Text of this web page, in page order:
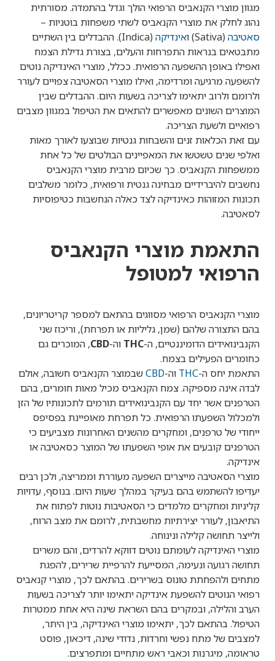
מגוון מוצרי הקנאביס הרפואי הולך וגדל בהתמדה. מסורתית
נהוג לחלק את מוצרי הקנאביס לשתי משפחות בוטניות –
סאטיבה (Sativa) ו אינדיקה
(Indica). ההבדלים בין השתיים
מתבטאים בנראות התפרחות והעלים, בצורת גדילת הצמח
ואפילו באופן ההשפעה הרפואית. ככלל, מוצרי האינדיקה נוטים
להשפעה מרגיעה ומרדימה, ואילו מוצרי הסאטיבה צפויים לעורר
ולרומם ולרוב יתאימו לצריכה בשעות היום. ההבדלים שבין
המוצרים השונים מאפשרים להתאים את הטיפול במגוון מצבים
רפואיים ולשעת הצריכה.
עם זאת הכלאות זנים והשבחות גנטיות שבוצעו לאורך מאות
ואלפי שנים טשטשו את המאפיינים הבולטים של כל אחת
ממשפחות הקנאביס. כך שכיום מרבית מוצרי הקנאביס
נחשבים להיברידיים מבחינה גנטית ורפואית, כלומר משלבים
תכונות המזוהות כאינדיקה לצד כאלה הנחשבות כטיפוסיות
לסאטיבה.
התאמת מוצרי הקנאביס
הרפואי למטופל
מוצרי הקנאביס הרפואי מסווגים בהתאם למספר קריטריונים,
בהם התצורה שלהם (שמן, גליליות או תפרחת), וריכוז שני
הקנבינואידים הדומיננטיים, ה-THC וה-CBD, המוכרים גם
כחומרים הפעילים בצמח.
התאמת יחס ה-THC וה-CBDשבמוצר הקנאביס חשובה, אולם
לבדה אינה מספיקה. צמח הקנאביס מכיל מאות חומרים, בהם
הטרפנים אשר יחד עם הקנבינואידים תורמים לתכונותיו של הזן
ולמכלול השפעתו הרפואית. כל תפרחת מאופיינת בפסיפס
ייחודי של טרפנים, ומחקרים מהשנים האחרונות מצביעים כי
הטרפנים קובעים את אופי השפעתו של המוצר כסאטיבה או
אינדיקה.
מוצרי הסאטיבה מייצרים השפעה מעוררת וממריצה, ולכן רבים
יעדיפו להשתמש בהם בעיקר במהלך שעות היום. בנוסף, עדויות
קליניות ומחקרים מלמדים כי הסאטיבות נוטות לפתוח את
התיאבון, לעורר יצירתיות מחשבתית, לרומם את מצב הרוח,
ולייצר תחושה קלילה ונינוחה.
מוצרי האינדיקה לעומתם נוטים דווקא להרדים, והם משרים
תחושה רגועה ונעימה, המסייעת להרפיית שרירים, להפגת
מתחים ולהפחתת טונוס בשרירים. בהתאם לכך, מוצרי קנאביס
רפואי הנוטים להשפעת אינדיקה יתאימו יותר לצריכה בשעות
הערב והלילה, ובמקרים בהם השראת שינה היא אחת ממטרות
הטיפול. בהתאם לכך, יתאימו מוצרי האינדיקה, בין היתר,
למצבים של מתח נפשי וחרדות, נדודי שינה, דיכאון, פוסט
טראומה, מיגרנות וכאבי ראש מתחיים ומתפרצים.